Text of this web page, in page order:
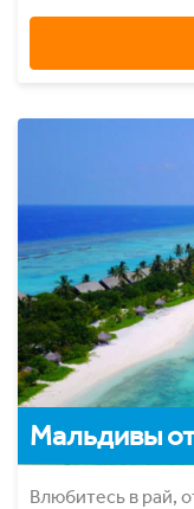
Мальдивы
Влюбитесь в рай,